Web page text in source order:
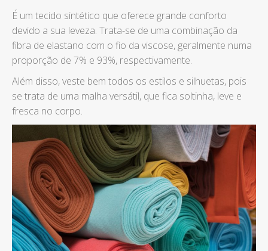
É um tecido sintético que oferece grande conforto
devido a sua leveza. Trata-se de uma combinação da
fibra de elastano com o fio da viscose, geralmente numa
proporção de 7% e 93%, respectivamente.
Além disso, veste bem todos os estilos e silhuetas, pois
se trata de uma malha versátil, que fica soltinha, leve e
fresca no corpo.